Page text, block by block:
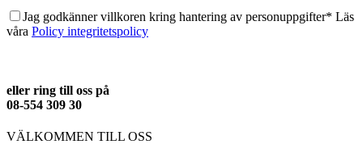
Jag godkänner villkoren kring hantering av personuppgifter* Läs
våra Policy integritetspolicy
eller ring till oss på
08-554 309 30
VÄLKOMMEN TILL OSS